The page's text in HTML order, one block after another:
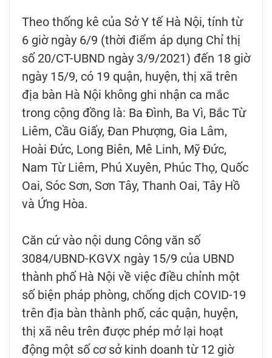
Theo thống kê của Sở Y tế Hà Nội, tính từ
6 giờ ngày 6/9 (thời điểm áp dụng Chỉ thị
số 20/CT-UBND ngày 3/9/2021) đến 18 giờ
ngày 15/9, có 19 quận, huyện, thị xã trên
địa bàn Hà Nội không ghi nhận ca mắc
trong cộng đồng là: Ba Đình, Ba Vì, Bắc Từ
Liêm, Cầu Giấy, Đan Phượng, Gia Lâm,
Hoài Đức, Long Biên, Mê Linh, Mỹ Đức,
Nam Từ Liêm, Phú Xuyên, Phúc Thọ, Quốc
Oai, Sóc Sơn, Sơn Tây, Thanh Oai, Tây Hồ
và Ứng Hòa.
Căn cứ vào nội dung Công văn số
3084/UBND-KGVX ngày 15/9 của UBND
thành phố Hà Nội về việc điều chỉnh một
số biện pháp phòng, chống dịch COVID-19
trên địa bàn thành phố, các quận, huyện,
thị xã nêu trên được phép mở lại hoạt
động một số cơ sở kinh doanh từ 12 giờ